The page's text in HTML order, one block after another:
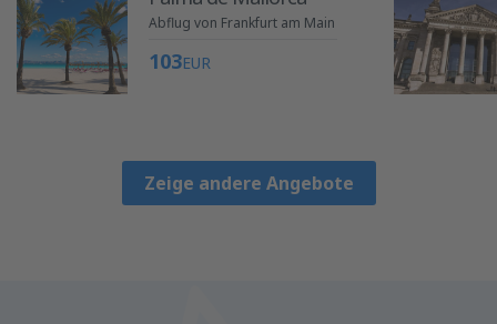
Abflug von Frankfurt am Main
103EUR
Zeige andere Angebote